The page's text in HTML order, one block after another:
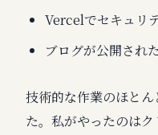
Vercelでセキュリ
ブログが公開され
技術的な作業のほと
た。私がやったのは